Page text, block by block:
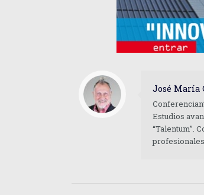
José María
Estudios
“Talentum”.